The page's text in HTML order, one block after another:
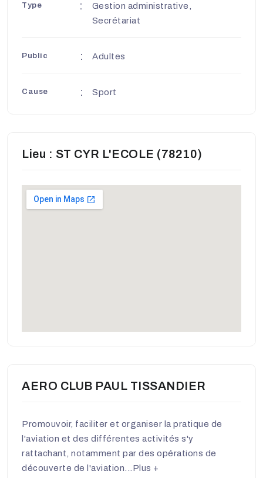
Type
Gestion administrative,
Secrétariat
Public Adultes
Cause Sport
Lieu : ST CYR L'ECOLE (78210)
AERO CLUB PAUL TISSANDIER
Promouvoir, faciliter et organiser la pratique de
l'aviation et des différentes activités s'y
rattachant, notamment par des opérations de
découverte de l'aviation...Plus +